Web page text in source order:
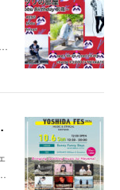
in Hayama